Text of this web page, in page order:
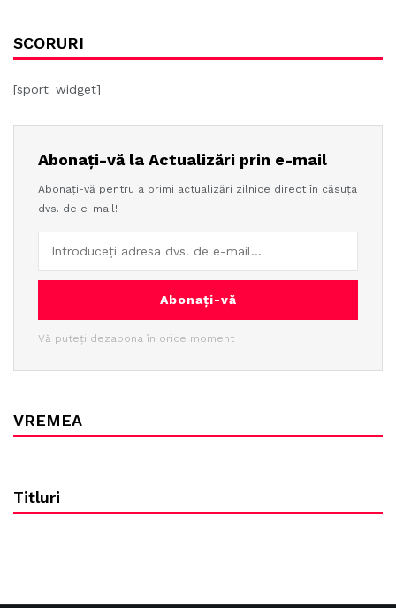
SCORURI
[sport_widget]
Abonați-vă la Actualizări prin e-mail
Abonați-vă pentru a primi actualizări zilnice direct în căsuța
dvs. de e-mail!
Abonați-vă
Vă puteți dezabona în orice moment
VREMEA
Titluri